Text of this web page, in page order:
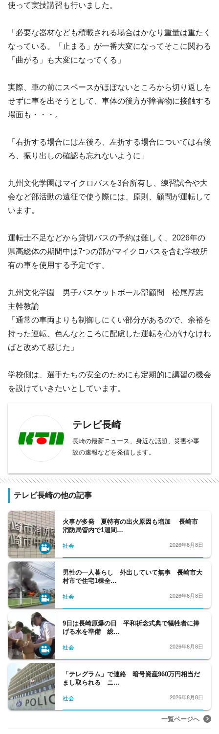
使って実技講習も行いました。
「必要な器材なども積載される場合はかなり重量は重たく
なっている。「止まる」が一番大変になってそこに関わる
「曲がる」も大変になってくる」
実際、車の前にスペースがほぼないところから切り返しを
せずに車を出そうとして、車体の後方が障害物に接触する
場面も・・・。
「右折する場合には左後ろ、左折する場合については右後
ろ、振り出しの確認も忘れないように」
九州文化学園はマイクロバスを3台所有し、練習試合や大
会など部活動の遠征で使う際には、原則、顧問が運転して
います。
運転士不足などから貸切バスの予約は難しく、2026年の
県高総体の期間中は7つの部がマイクロバスを含む学校所
有の車を使用する予定です。
九州文化学園 男子バスケットボール部顧問 松尾厚志
主幹教諭
「通常の車両よりも制御しにくい部分があるので、余裕を
持った運転、色んなところに配慮した運転を心がけなけれ
ばと改めて感じた」
学校側は、選手たちの安全のためにも定期的に講習の機会
を設けていきたいとしています。
テレビ長崎
長崎の最新ニュース、身近な話題、災害や事
故の速報などを発信します。
テレビ長崎の他の記事
火事が多発 夏特有の出火原因も増加 長崎市
消防局管内で1週間…
社会 2026年8月8日
男性の一人暮らし 外出していて無事 長崎市大
村市で住宅1棟全…
社会 2026年8月8日
9日は長崎原爆の日 平和祈念式典で犠牲者に捧
げる水を準備 総…
社会 2026年8月8日
「テレグラム」で連絡 暗号資産960万円相当だ
まし取られる ニ…
社会 2026年8月8日
一覧ページへ